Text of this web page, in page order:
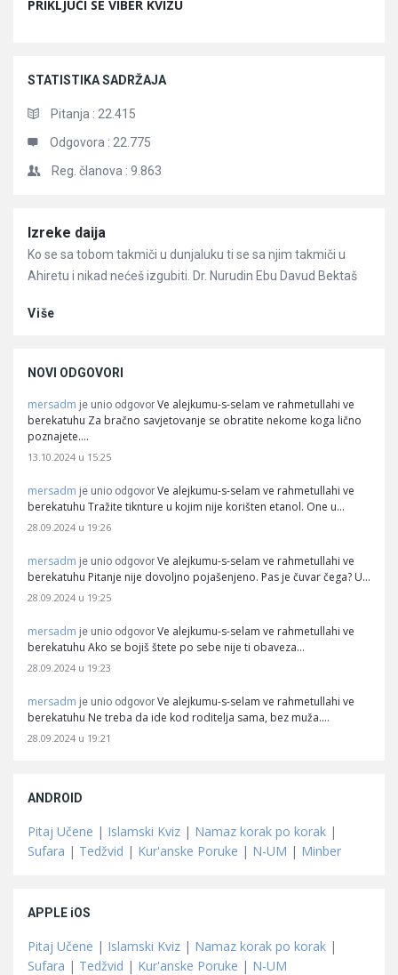
PRIKLJUČI SE VIBER KVIZU
STATISTIKA SADRŽAJA
Pitanja : 22.415
Odgovora : 22.775
Reg. članova : 9.863
Članci
Izreke daija
Ko se sa tobom takmiči u dunjaluku ti se sa njim takmiči u
Ahiretu i nikad nećeš izgubiti. Dr. Nurudin Ebu Davud Bektaš
Više
NOVI ODGOVORI
mersadm je unio odgovor Ve alejkumu-s-selam ve rahmetullahi ve
berekatuhu Za bračno savjetovanje se obratite nekome koga lično
poznajete.…
13.10.2024 u 15:25
mersadm je unio odgovor Ve alejkumu-s-selam ve rahmetullahi ve
berekatuhu Tražite tiknture u kojim nije korišten etanol. One u…
28.09.2024 u 19:26
mersadm je unio odgovor Ve alejkumu-s-selam ve rahmetullahi ve
berekatuhu Pitanje nije dovoljno pojašenjeno. Pas je čuvar čega? U…
28.09.2024 u 19:25
mersadm je unio odgovor Ve alejkumu-s-selam ve rahmetullahi ve
berekatuhu Ako se bojiš štete po sebe nije ti obaveza…
28.09.2024 u 19:23
mersadm je unio odgovor Ve alejkumu-s-selam ve rahmetullahi ve
berekatuhu Ne treba da ide kod roditelja sama, bez muža.…
28.09.2024 u 19:21
ANDROID
Pitaj Učene | Islamski Kviz | Namaz korak po korak |
Sufara | Tedžvid | Kur'anske Poruke | N-UM | Minber
APPLE iOS
Pitaj Učene | Islamski Kviz | Namaz korak po korak |
Sufara | Tedžvid | Kur'anske Poruke | N-UM